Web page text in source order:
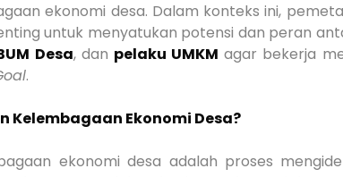
ekonomi desa. Dalam konteks ini,
untuk menyatukan potensi dan peran
Desa, dan pelaku UMKM agar bekerja
.
Kelembagaan Ekonomi Desa?
ekonomi desa adalah proses